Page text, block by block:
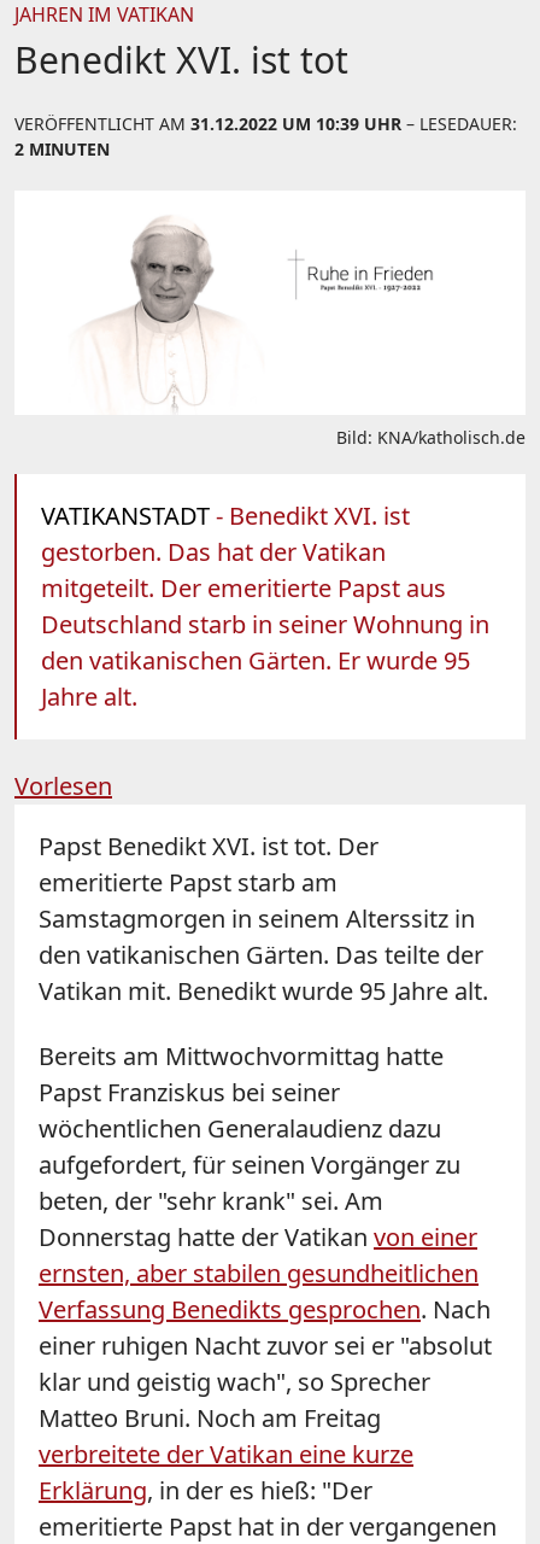
JAHREN IM VATIKAN
Benedikt XVI. ist tot
VERÖFFENTLICHT AM 31.12.2022 UM 10:39 UHR – LESEDAUER:
2 MINUTEN
Bild: KNA/katholisch.de
VATIKANSTADT- Benedikt XVI. ist
gestorben. Das hat der Vatikan
mitgeteilt. Der emeritierte Papst aus
Deutschland starb in seiner Wohnung in
den vatikanischen Gärten. Er wurde 95
Jahre alt.
Vorlesen
Papst Benedikt XVI. ist tot. Der
emeritierte Papst starb am
Samstagmorgen in seinem Alterssitz in
den vatikanischen Gärten. Das teilte der
Vatikan mit. Benedikt wurde 95 Jahre alt.
Bereits am Mittwochvormittag hatte
Papst Franziskus bei seiner
wöchentlichen Generalaudienz dazu
aufgefordert, für seinen Vorgänger zu
beten, der "sehr krank" sei. Am
Donnerstag hatte der Vatikan von einer
ernsten, aber stabilen gesundheitlichen
Verfassung Benedikts gesprochen. Nach
einer ruhigen Nacht zuvor sei er "absolut
klar und geistig wach", so Sprecher
Matteo Bruni. Noch am Freitag
verbreitete der Vatikan eine kurze
Erklärung, in der es hieß: "Der
emeritierte Papst hat in der vergangenen